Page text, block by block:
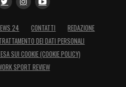
24 CONTATTI
REDAZIONE
DEI DATI PERSONALI
SUI COOKIE (COOKIE POLICY)
SPORT REVIEW